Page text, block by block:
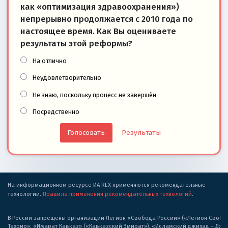
как «оптимизация здравоохранения»)
непрерывно продолжается с 2010 года по
настоящее время. Как Вы оцениваете
результаты этой реформы?
На отлично
Неудовлетворительно
Не знаю, поскольку процесс не завершён
Посредственно
Результаты
На информационном ресурсе ИА REX применяются рекомендательные
технологии. Правила применения рекомендательных технологий.
В России запрещены организации Легион «Свобода России» («Легион
Тахрир», «Имарат Кавказ» («Кавказский Эмират»), «Исламский джихад –